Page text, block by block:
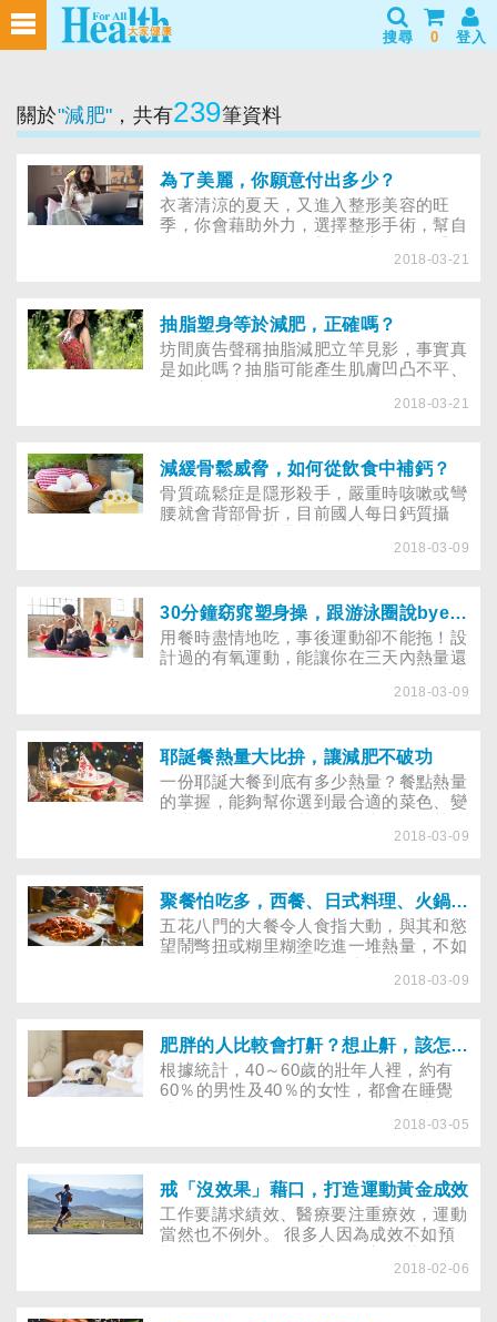
搜尋 0 登入
關於"減肥" ，共有239筆資料
為了美麗，你願意付出多少？
衣著清涼的夏天，又進入整形美容的旺
季，你會藉助外力，選擇整形手術，幫自
要？你願意為它付出多少代價？整形的成
論是明星、模特兒個個都骨瘦如材卻又凹
凸有致，這樣的價值觀讓許多人產生身材
方面的困擾，無時無刻不為減肥、豐胸、
塑身而努力。再加上整形醫學及應用材料
的不斷突破，民眾對於整形美容的接受度
麼？
2018-03-21
抽脂塑身等於減肥，正確嗎？
坊間廣告聲稱抽脂減肥立竿見影，事實真
是如此嗎？抽脂可能產生肌膚凹凸不平、
2018-03-21
減緩骨鬆威脅，如何從飲食中補鈣？
骨質疏鬆症是隱形殺手，嚴重時咳嗽或彎
腰就會背部骨折，目前國人每日鈣質攝
量，怎麼吃對食物，增加鈣質吸收率？高
2018-03-09
30分鐘窈窕塑身操，跟游泳圈說bye bye
用餐時盡情地吃，事後運動卻不能拖！設
計過的有氧運動，能讓你在三天內熱量還
你想要代謝的卡路里，在短時間內和贅肉
示熱量要轉變成脂肪大約需要三天的時
間，在這段黃金時間內，消耗熱量最有
效，一旦超過三天，熱量一點一滴囤積成
脂肪，一個禮拜後想要代謝掉可就得加倍
2018-03-09
耶誕餐熱量大比拚，讓減肥不破功
一份耶誕大餐到底有多少熱量？餐點熱量
的掌握，能夠幫你選到最合適的菜色、變
就能代謝。耶誕大餐是從西方傳入的，在
息的意義，全家人也在放長假的輕鬆心情
下，準備豐盛的大餐及歡樂的活動。國內
耶誕節雖沒有長長的假期，餐廳、飯店卻
會利用此時機，推出帶有異國節慶風味的
2018-03-09
聚餐怕吃多，西餐、日式料理、火鍋如何減少熱量攝取，維持減肥瘦身成效
五花八門的大餐令人食指大動，與其和慾
望鬧彆扭或糊里糊塗吃進一堆熱量，不如
2018-03-09
肥胖的人比較會打鼾？想止鼾，該怎麼做？
根據統計，40～60歲的壯年人裡，約有
60％的男性及40％的女性，都會在睡覺
「肥胖的人比較容易打鼾！」究竟這是對
麼辦？不想做手術，是否有什麼方法可以
解決這惱人的「噪音」問題？
2018-03-05
戒「沒效果」藉口，打造運動黃金成效
工作要講求績效、醫療要注重療效，運動
當然也不例外。 很多人因為成效不如預
只要抓住竅門，建立屬於自己的運動處
2018-02-06